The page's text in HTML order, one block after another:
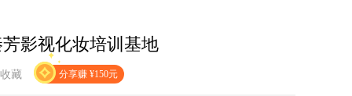
影视化妆培训基地
收藏 分享赚 ¥150元